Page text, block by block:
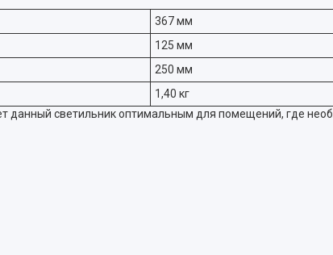
367 мм
125 мм
250 мм
1,40 кг
светильник оптимальным для помещений, где